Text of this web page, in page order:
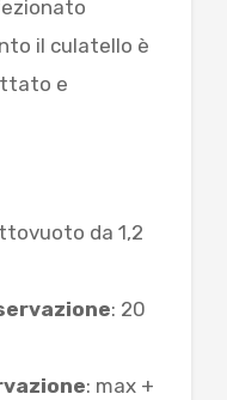
il culatello è
e
da 1,2
: 20
: max +